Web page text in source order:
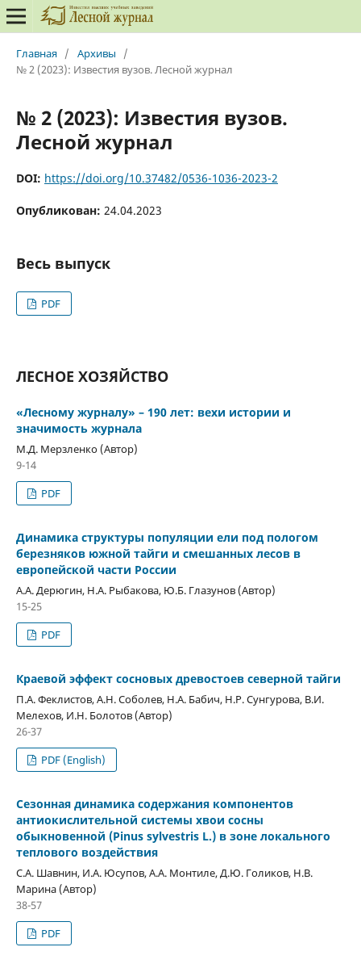
Главная / Архивы
/
№ 2 (2023): Известия вузов. Лесной журнал
№ 2 (2023): Известия вузов.
Лесной журнал
DOI: https://doi.org/10.37482/0536-1036-2023-2
Опубликован: 24.04.2023
Весь выпуск
PDF
ЛЕСНОЕ ХОЗЯЙСТВО
«Лесному журналу» – 190 лет: вехи истории и
значимость журнала
М.Д. Мерзленко (Автор)
9-14
PDF
Динамика структуры популяции ели под пологом
березняков южной тайги и смешанных лесов в
европейской части России
А.А. Дерюгин, Н.А. Рыбакова, Ю.Б. Глазунов (Автор)
15-25
PDF
Краевой эффект сосновых древостоев северной тайги
П.А. Феклистов, А.Н. Соболев, Н.А. Бабич, Н.Р. Сунгурова, В.И.
Мелехов, И.Н. Болотов (Автор)
26-37
PDF (English)
Сезонная динамика содержания компонентов
антиокислительной системы хвои сосны
обыкновенной (Pinus sylvestris L.) в зоне локального
теплового воздействия
С.А. Шавнин, И.А. Юсупов, А.А. Монтиле, Д.Ю. Голиков, Н.В.
Марина (Автор)
38-57
PDF